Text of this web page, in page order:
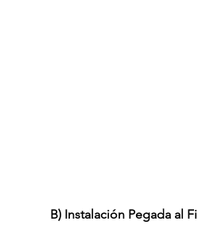
B) Instalación Pegada al